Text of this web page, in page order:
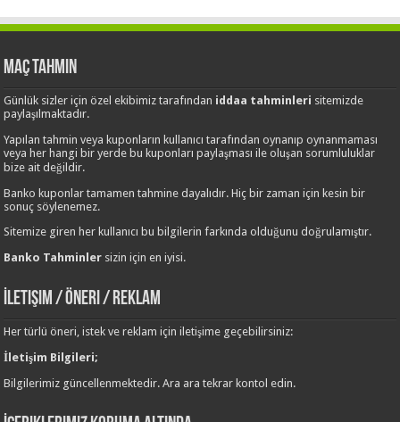
Maç Tahmin
Günlük sizler için özel ekibimiz tarafından iddaa tahminleri sitemizde
paylaşılmaktadır.
Yapılan tahmin veya kuponların kullanıcı tarafından oynanıp oynanmaması
veya her hangi bir yerde bu kuponları paylaşması ile oluşan sorumluluklar
bize ait değildir.
Banko kuponlar tamamen tahmine dayalıdır. Hiç bir zaman için kesin bir
sonuç söylenemez.
Sitemize giren her kullanıcı bu bilgilerin farkında olduğunu doğrulamıştır.
Banko Tahminler sizin için en iyisi.
İletişim / Öneri / Reklam
Her türlü öneri, istek ve reklam için iletişime geçebilirsiniz:
İletişim Bilgileri;
Bilgilerimiz güncellenmektedir. Ara ara tekrar kontol edin.